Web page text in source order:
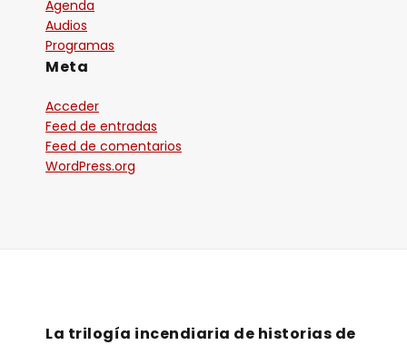
Agenda
Audios
Programas
Meta
Acceder
Feed de entradas
Feed de comentarios
WordPress.org
La trilogía incendiaria de historias de